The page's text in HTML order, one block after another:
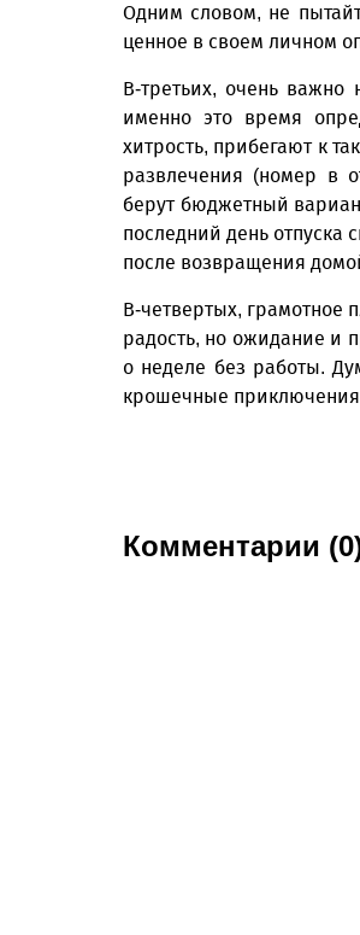
Одним словом, не
ценное в своем личном
В-третьих, очень важно
именно это время
хитрость, прибегают к
развлечения (номер в
берут бюджетный
последний день отпуска
после возвращения
В-четвертых, грамотное
радость, но ожидание и
о неделе без работы.
крошечные приключения,
Комментарии